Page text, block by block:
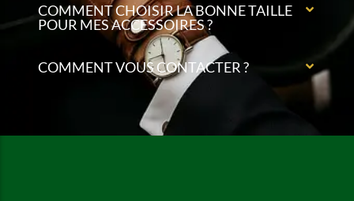
COMMENT CHOISIR LA BONNE TAILLE
POUR MES ACCESSOIRES ?
COMMENT VOUS CONTACTER ?